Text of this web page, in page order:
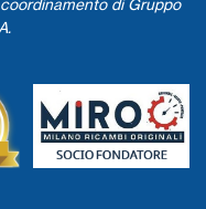
di Gruppo